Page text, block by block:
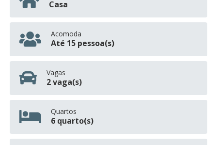
Casa
Acomoda
Até 15 pessoa(s)
Vagas
2 vaga(s)
Quartos
6 quarto(s)